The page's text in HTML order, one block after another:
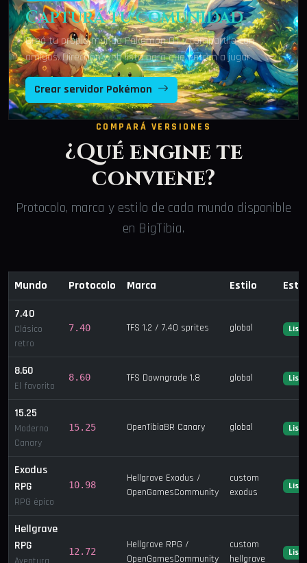
Capturá tu comunidad
Creá tu propio mundo Pokémon OT y compartilo con
amigos. Dirección web lista para que entren a jugar.
Crear servidor Pokémon
COMPARÁ VERSIONES
¿Qué engine te
conviene?
Protocolo, marca y estilo de cada mundo disponible
en BigTibia.
Mundo Protocolo Marca Estilo
7.40
Clásico
retro
7.40 TFS 1.2 / 7.40 sprites global Listo
8.60
El favorito
8.60 TFS Downgrade 1.8 global Listo
15.25
Moderno
Canary
15.25 OpenTibiaBR Canary global Listo
Exodus
RPG
RPG épico
10.98
Hellgrave Exodus /
OpenGamesCommunity
custom
exodus
Listo
Hellgrave
RPG
12.72
Hellgrave RPG /
OpenGamesCommunity
custom
hellgrave
Listo